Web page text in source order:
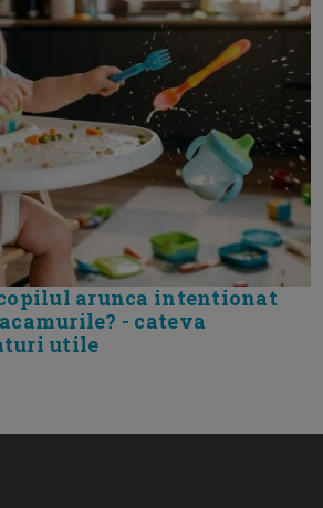
copilul arunca intentionat
- cateva
utile